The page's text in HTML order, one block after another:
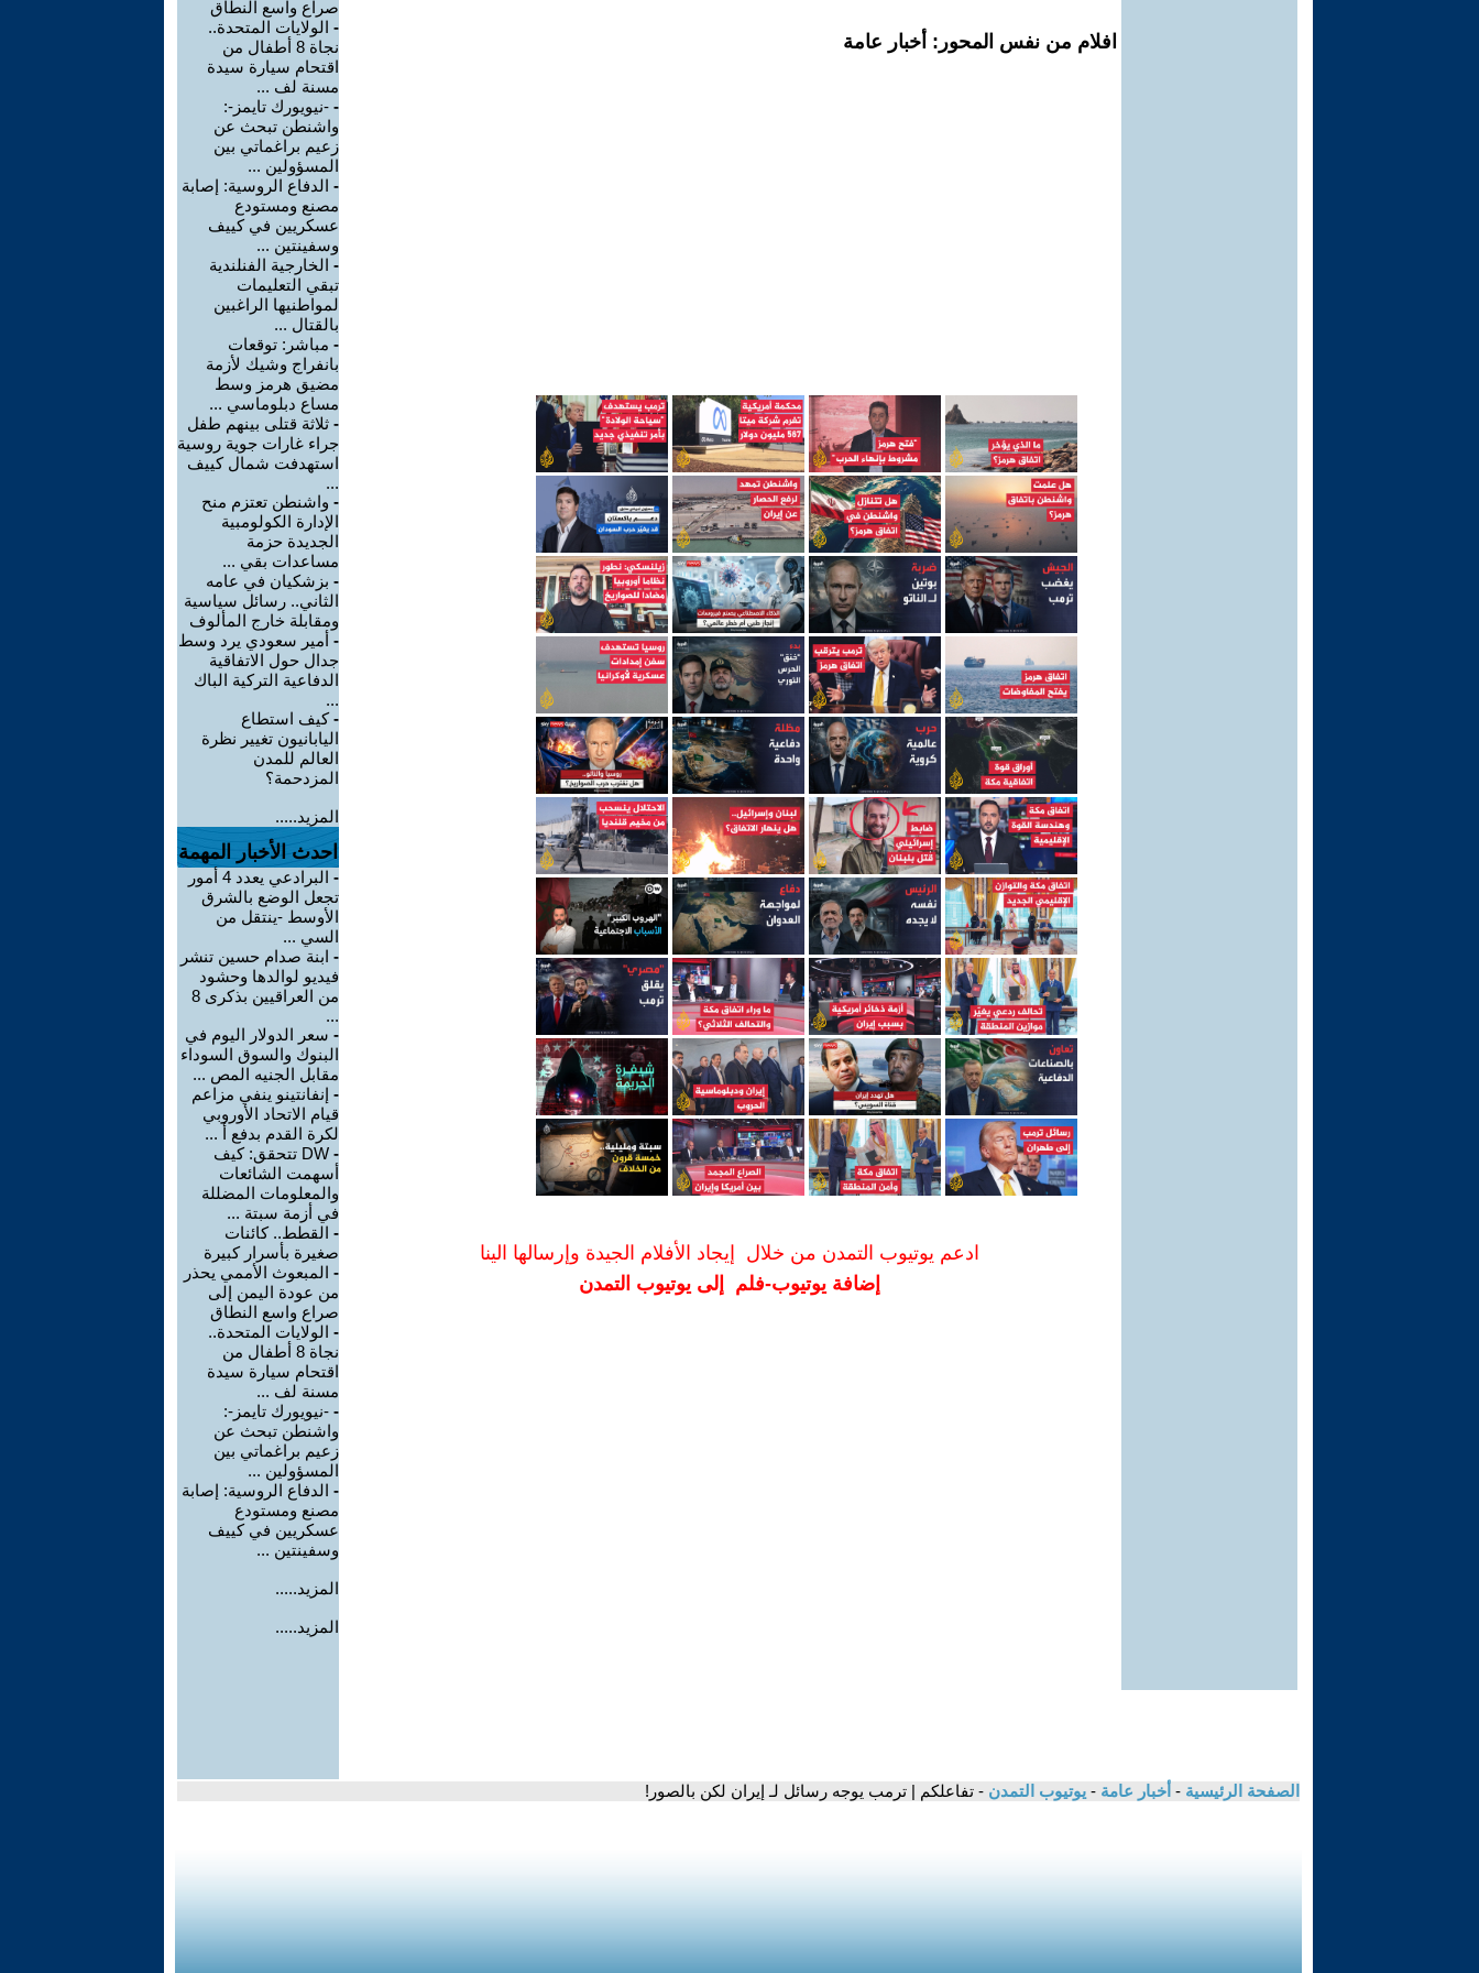
افلام من نفس المحور: أخبار عامة
ادعم يوتيوب التمدن من خلال إيجاد الأفلام الجيدة وإرسالها الينا
إضافة يوتيوب-فلم إلى يوتيوب التمدن
صراع واسع النطاق
- الولايات المتحدة..
نجاة 8 أطفال من
اقتحام سيارة سيدة
مسنة لف ...
- -نيويورك تايمز-:
واشنطن تبحث عن
زعيم براغماتي بين
المسؤولين ...
- الدفاع الروسية: إصابة
مصنع ومستودع
عسكريين في كييف
وسفينتين ...
- الخارجية الفنلندية
تبقي التعليمات
لمواطنيها الراغبين
بالقتال ...
- مباشر: توقعات
بانفراج وشيك لأزمة
مضيق هرمز وسط
مساع دبلوماسي ...
- ثلاثة قتلى بينهم طفل
جراء غارات جوية روسية
استهدفت شمال كييف
...
- واشنطن تعتزم منح
الإدارة الكولومبية
الجديدة حزمة
مساعدات بقي ...
- بزشكيان في عامه
الثاني.. رسائل سياسية
ومقابلة خارج المألوف
- أمير سعودي يرد وسط
جدال حول الاتفاقية
الدفاعية التركية الباك
...
-كيف استطاع
اليابانيون تغيير نظرة
العالم للمدن
المزدحمة؟
المزيد.....
احدث الأخبار المهمة
-
البرادعي يعدد 4 أمور
تجعل الوضع بالشرق
الأوسط -ينتقل من
السي ...
- ابنة صدام حسين تنشر
فيديو لوالدها وحشود
من العراقيين بذكرى 8
...
- سعر الدولار اليوم في
البنوك والسوق السوداء
مقابل الجنيه المص ...
- إنفانتينو ينفي مزاعم
قيام الاتحاد الأوروبي
لكرة القدم بدفع أ ...
-
DW تتحقق: كيف
أسهمت الشائعات
والمعلومات المضللة
في أزمة سبتة ...
- القطط.. كائنات
صغيرة بأسرار كبيرة
- المبعوث الأممي يحذر
من عودة اليمن إلى
صراع واسع النطاق
- الولايات المتحدة..
نجاة 8 أطفال من
اقتحام سيارة سيدة
مسنة لف ...
- -نيويورك تايمز-:
واشنطن تبحث عن
زعيم براغماتي بين
المسؤولين ...
- الدفاع الروسية: إصابة
مصنع ومستودع
عسكريين في كييف
وسفينتين ...
المزيد.....
المزيد.....
الصفحة الرئيسية - أخبار عامة - يوتيوب التمدن - تفاعلكم | ترمب يوجه رسائل لـ إيران لكن بالصور!